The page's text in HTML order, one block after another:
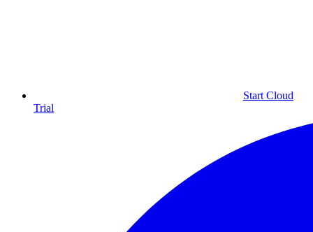
Start Cloud
Trial